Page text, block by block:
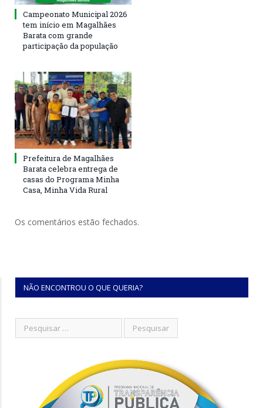
Campeonato Municipal 2026
tem início em Magalhães
Barata com grande
participação da população
Prefeitura de Magalhães
Barata celebra entrega de
casas do Programa Minha
Casa, Minha Vida Rural
Os comentários estão fechados.
NÃO ENCONTROU O QUE QUERIA?